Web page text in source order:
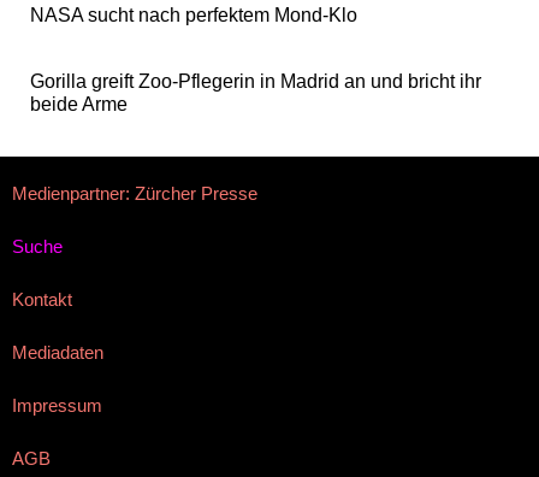
NASA sucht nach perfektem Mond-Klo
Gorilla greift Zoo-Pflegerin in Madrid an und bricht ihr
beide Arme
Medienpartner: Zürcher Presse
Suche
Kontakt
Mediadaten
Impressum
AGB